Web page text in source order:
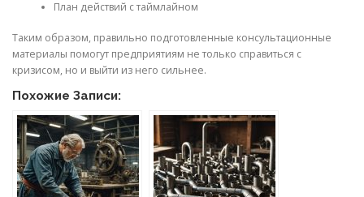
План действий с таймлайном
Таким образом, правильно подготовленные консультационные
материалы помогут предприятиям не только справиться с
кризисом, но и выйти из него сильнее.
Похожие Записи: